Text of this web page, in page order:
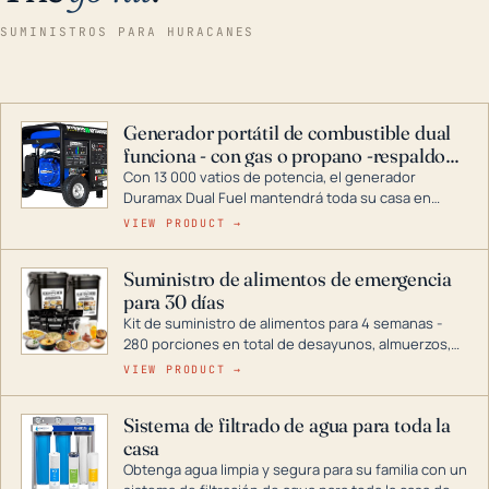
SUMINISTROS PARA HURACANES
Generador portátil de combustible dual
funciona - con gas o propano -respaldo
para el hogar
Con 13 000 vatios de potencia, el generador
Duramax Dual Fuel mantendrá toda su casa en
funcionamiento durante una tormenta o un corte
combustible dual, con una gama completa que
abarca desde inversores digitales hasta
generadores que pueden alimentar toda su casa.
VIEW PRODUCT →
Suministro de alimentos de emergencia
para 30 días
Kit de suministro de alimentos para 4 semanas -
280 porciones en total de desayunos, almuerzos,
cenas y postres. Se puede almacenar durante
VIEW PRODUCT →
Sistema de filtrado de agua para toda la
casa
Obtenga agua limpia y segura para su familia con un